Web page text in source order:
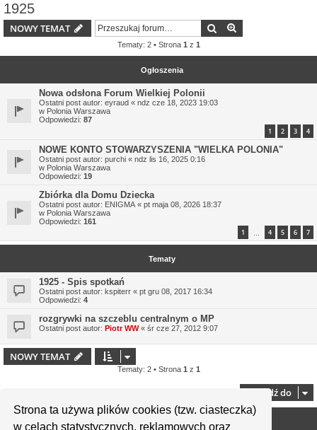
Strona ta używa plików cookies (tzw. ciasteczka)
w celach statystycznych, reklamowych oraz
1925
NOWY TEMAT Szukaj
Tematy: 2 • Strona 1 z 1
Ogłoszenia
Nowa odsłona Forum Wielkiej Polonii
Ostatni post autor: eyraud « ndz cze 18, 2023 19:03
w Polonia Warszawa
Odpowiedzi: 87
1 2 3 4
NOWE KONTO STOWARZYSZENIA "WIELKA POLONIA"
Ostatni post autor: purchi « ndz lis 16, 2025 0:16
w Polonia Warszawa
Odpowiedzi: 19
Zbiórka dla Domu Dziecka
Ostatni post autor: ENIGMA « pt maja 08, 2026 18:37
w Polonia Warszawa
Odpowiedzi: 161
1 4 5 6 7
Tematy
1925 - Spis spotkań
Ostatni post autor: kspiterr « pt gru 08, 2017 16:34
Odpowiedzi: 4
rozgrywki na szczeblu centralnym o MP
Ostatni post autor: Piotr WW« śr cze 27, 2012 9:07
NOWY TEMAT
Tematy: 2 • Strona 1 z 1
Przejdź do